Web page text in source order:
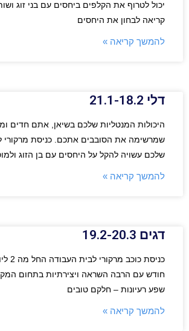
יכול לטרוף את הקלפים ביחסים עם בני זוג
קריאה לבחון את היחסים
להמשך קריאה »
דלי 21.1-18.2
היכולות המנטליות שלכם בשיאן, אתם חדים
שמרשימה את הסובבים אתכם. כניסת מרקורי
שלכם עשויה להקל על היחסים עם בן הזוג
להמשך קריאה »
דגים 19.2-20.3
כניסת
חודש עם הרבה השראה ויצירתיות בתחום
שפע רעיונות – חלקם טובים
להמשך קריאה »